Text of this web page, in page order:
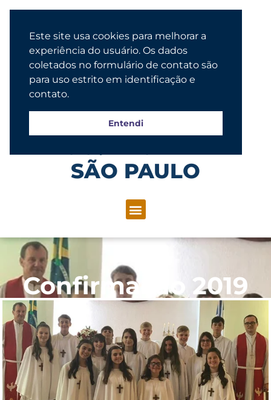
SÃO PAULO
Confirmação 2019
Este site usa cookies para melhorar a
experiência do usuário. Os dados
coletados no formulário de contato são
para uso estrito em identificação e
contato.
Entendi